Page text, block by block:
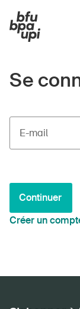
Se
E-mail
Continuer
Créer un